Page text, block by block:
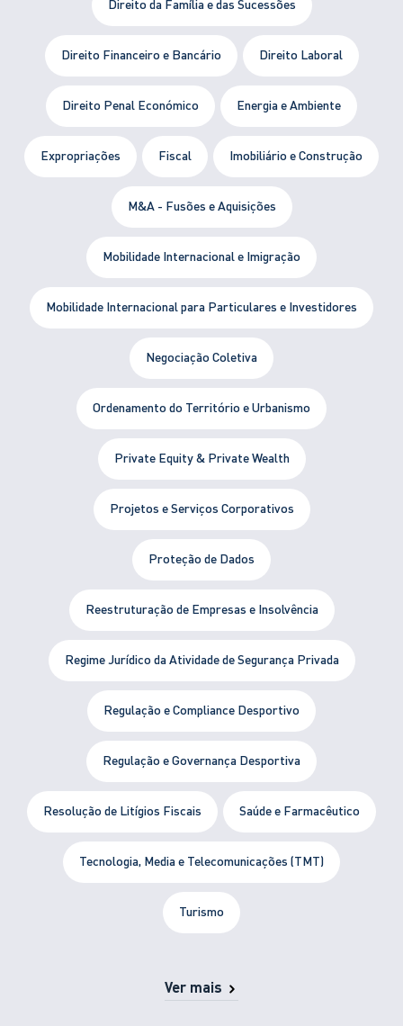
Direito da Família e das Sucessões
Direito Financeiro e Bancário Direito Laboral
Direito Penal Económico Energia e Ambiente
Expropriações Fiscal Imobiliário e Construção
M&A - Fusões e Aquisições
Mobilidade Internacional e Imigração
Mobilidade Internacional para Particulares e Investidores
Negociação Coletiva
Ordenamento do Território e Urbanismo
Private Equity & Private Wealth
Projetos e Serviços Corporativos
Proteção de Dados
Reestruturação de Empresas e Insolvência
Regime Jurídico da Atividade de Segurança Privada
Regulação e Compliance Desportivo
Regulação e Governança Desportiva
Resolução de Litígios Fiscais Saúde e Farmacêutico
Tecnologia, Media e Telecomunicações (TMT)
Turismo
Ver mais